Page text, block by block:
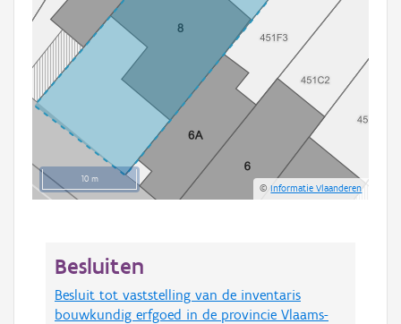
10 m
©Informatie Vlaanderen
Besluiten
Besluit tot vaststelling van de inventaris
bouwkundig erfgoed in de provincie Vlaams-